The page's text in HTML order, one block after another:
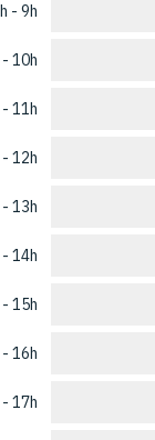
- 9h
10h
11h
12h
13h
14h
15h
16h
17h